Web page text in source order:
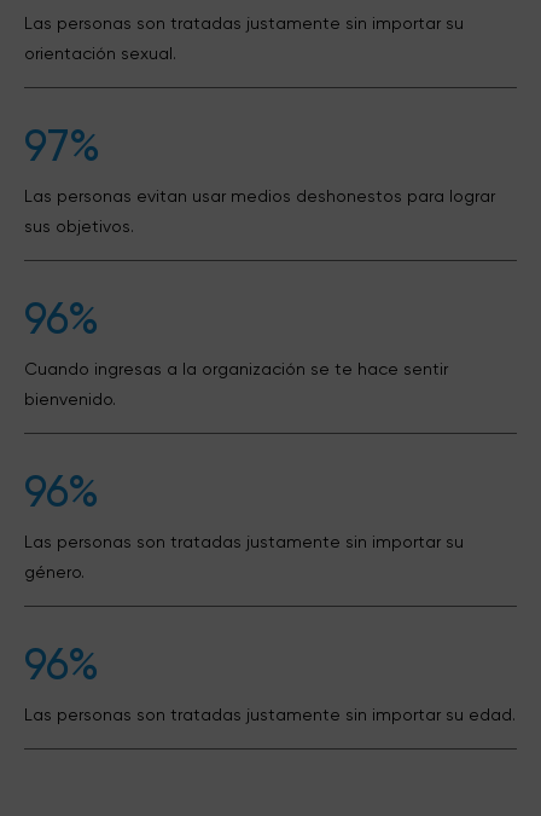
Las personas son tratadas justamente sin importar su
orientación sexual.
97%
Las personas evitan usar medios deshonestos para lograr
sus objetivos.
96%
Cuando ingresas a la organización se te hace sentir
bienvenido.
96%
Las personas son tratadas justamente sin importar su
género.
96%
Las personas son tratadas justamente sin importar su edad.